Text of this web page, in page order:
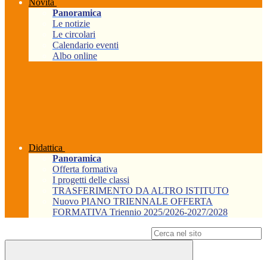
Novità
Panoramica
Le notizie
Le circolari
Calendario eventi
Albo online
Didattica
Panoramica
Offerta formativa
I progetti delle classi
TRASFERIMENTO DA ALTRO ISTITUTO
Nuovo PIANO TRIENNALE OFFERTA
FORMATIVA Triennio 2025/2026-2027/2028